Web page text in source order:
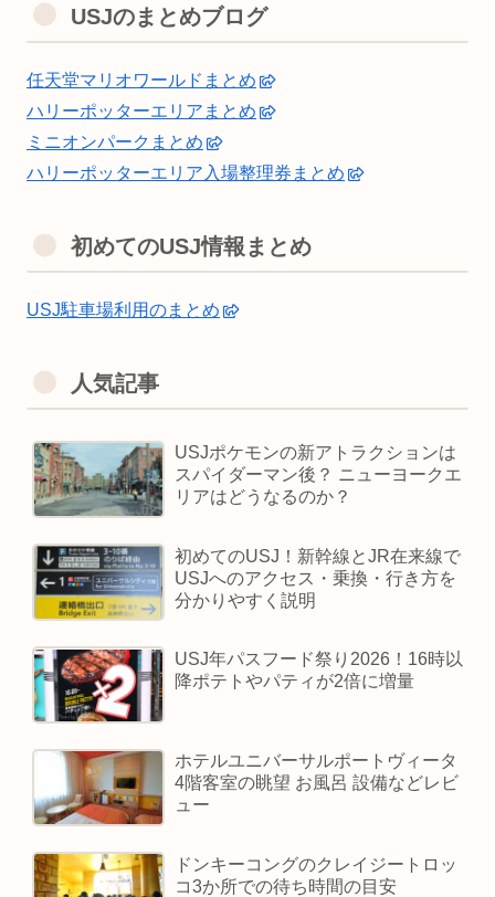
USJのまとめブログ
任天堂マリオワールドまとめ
ハリーポッターエリアまとめ
ミニオンパークまとめ
ハリーポッターエリア入場整理券まとめ
初めてのUSJ情報まとめ
USJ駐車場利用のまとめ
人気記事
USJポケモンの新アトラクションは
スパイダーマン後？ ニューヨークエ
リアはどうなるのか？
初めてのUSJ！新幹線とJR在来線で
USJへのアクセス・乗換・行き方を
分かりやすく説明
USJ年パスフード祭り2026！16時以
降ポテトやパティが2倍に増量
ホテルユニバーサルポートヴィータ
4階客室の眺望 お風呂 設備などレビ
ュー
ドンキーコングのクレイジートロッ
コ3か所での待ち時間の目安